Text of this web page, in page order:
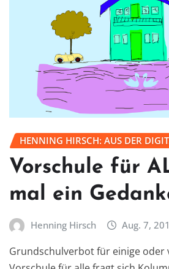
HENNING HIRSCH: AUS DER
Vorschule für
mal ein
Henning Hirsch Aug. 7,
Grundschulverbot für einige oder